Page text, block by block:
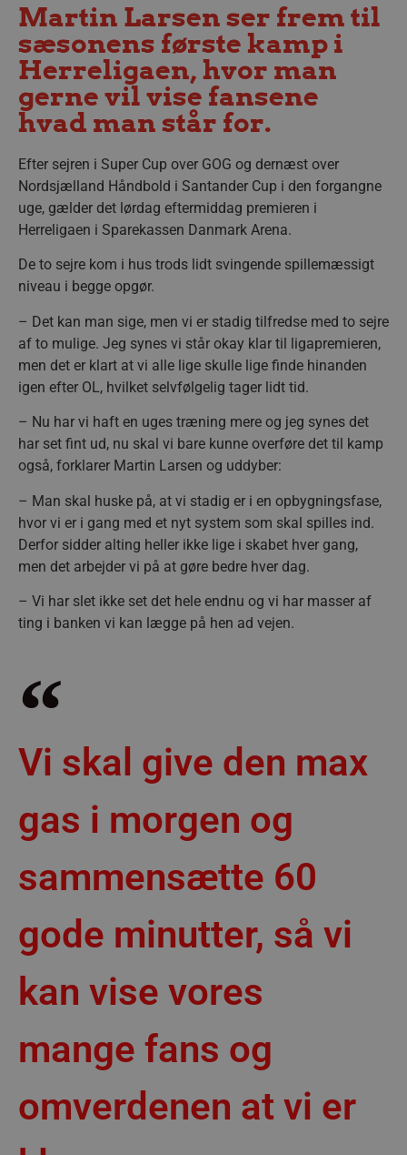
Martin Larsen ser frem til
sæsonens første kamp i
Herreligaen, hvor man
gerne vil vise fansene
hvad man står for.
Efter sejren i Super Cup over GOG og dernæst over
Nordsjælland Håndbold i Santander Cup i den forgangne
uge, gælder det lørdag eftermiddag premieren i
Herreligaen i Sparekassen Danmark Arena.
De to sejre kom i hus trods lidt svingende spillemæssigt
niveau i begge opgør.
– Det kan man sige, men vi er stadig tilfredse med to sejre
af to mulige. Jeg synes vi står okay klar til ligapremieren,
men det er klart at vi alle lige skulle lige finde hinanden
igen efter OL, hvilket selvfølgelig tager lidt tid.
– Nu har vi haft en uges træning mere og jeg synes det
har set fint ud, nu skal vi bare kunne overføre det til kamp
også, forklarer Martin Larsen og uddyber:
– Man skal huske på, at vi stadig er i en opbygningsfase,
hvor vi er i gang med et nyt system som skal spilles ind.
Derfor sidder alting heller ikke lige i skabet hver gang,
men det arbejder vi på at gøre bedre hver dag.
– Vi har slet ikke set det hele endnu og vi har masser af
ting i banken vi kan lægge på hen ad vejen.
Vi skal give den max
gas i morgen og
sammensætte 60
gode minutter, så vi
kan vise vores
mange fans og
omverdenen at vi er